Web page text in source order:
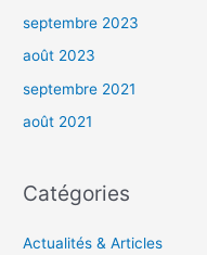
septembre 2023
août 2023
septembre 2021
août 2021
Catégories
Actualités & Articles